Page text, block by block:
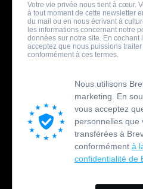
Votre vie privée nous tient à cœur.
à tout moment de cette newsletter
du mail ou en nous écrivant à
les informations concernant notre
données sur notre site. En cochant
acceptez que nous puissions
conformément à ces termes.
Nous utilisons
marketing. En
vous acceptez
personnelles que
transférées à
conformément à
confidentialité de